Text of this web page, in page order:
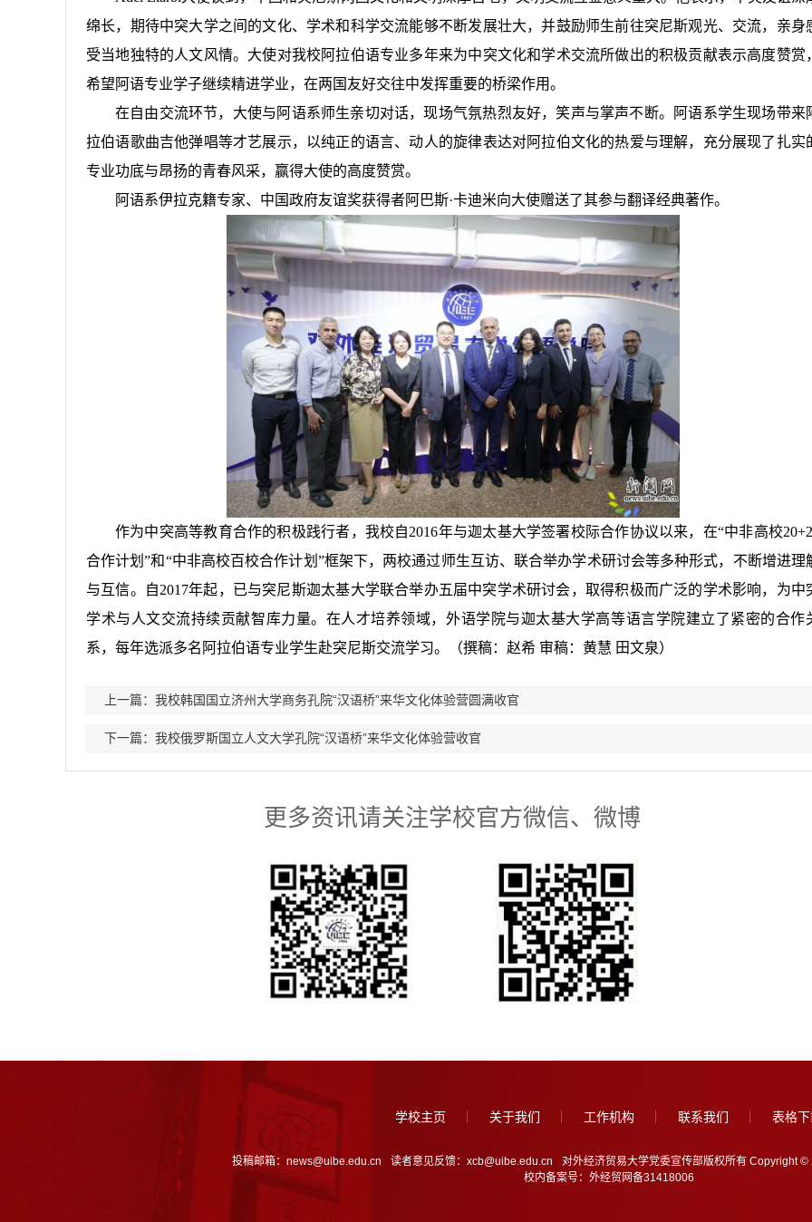
绵长，期待中突大学之间的文化、学术和科学交流能够不断发展壮大，并鼓励师生前往突尼斯观光、交流，亲身
受当地独特的人文风情。大使对我校阿拉伯语专业多年来为中突文化和学术交流所做出的积极贡献表示高度赞赏，
希望阿语专业学子继续精进学业，在两国友好交往中发挥重要的桥梁作用。
在自由交流环节，大使与阿语系师生亲切对话，现场气氛热烈友好，笑声与掌声不断。阿语系学生现场带来
拉伯语歌曲吉他弹唱等才艺展示，以纯正的语言、动人的旋律表达对阿拉伯文化的热爱与理解，充分展现了扎实
专业功底与昂扬的青春风采，赢得大使的高度赞赏。
阿语系伊拉克籍专家、中国政府友谊奖获得者阿巴斯·卡迪米向大使赠送了其参与翻译经典著作。
作为中突高等教育合作的积极践行者，我校自2016年与迦太基大学签署校际合作协议以来，在“中非高校
合作计划”和“中非高校百校合作计划”框架下，两校通过师生互访、联合举办学术研讨会等多种形式，不断增进理
与互信。自2017年起，已与突尼斯迦太基大学联合举办五届中突学术研讨会，取得积极而广泛的学术影响，为中
学术与人文交流持续贡献智库力量。在人才培养领域，外语学院与迦太基大学高等语言学院建立了紧密的合作
系，每年选派多名阿拉伯语专业学生赴突尼斯交流学习。
（撰稿：赵希 审稿：黄慧 田文泉）
上一篇：我校韩国国立济州大学商务孔院“汉语桥”来华文化体验营圆满收官
下一篇：我校俄罗斯国立人文大学孔院“汉语桥”来华文化体验营收官
更多资讯请关注学校官方微信、微博
学校主页 关于我们 工作机构 联系我们 表格
投稿邮箱：news@uibe.edu.cn 读者意见反馈：xcb@uibe.edu.cn
对外经济贸易大学党委宣传部版权所有 Copyright
校内备案号：外经贸网备31418006